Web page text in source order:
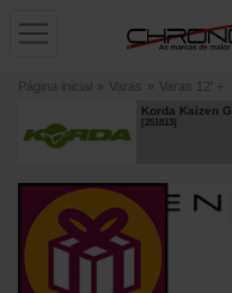
Página inicial » Varas » Varas 12' +
Korda Kaizen
[251813]